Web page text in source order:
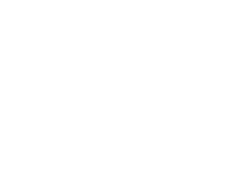
ഞങ്ങള്‍ക്കിനി....
വര്‍ഷങ്ങളോളം....
ഞങ്ങള്‍...
ഞങ്ങള്‍....